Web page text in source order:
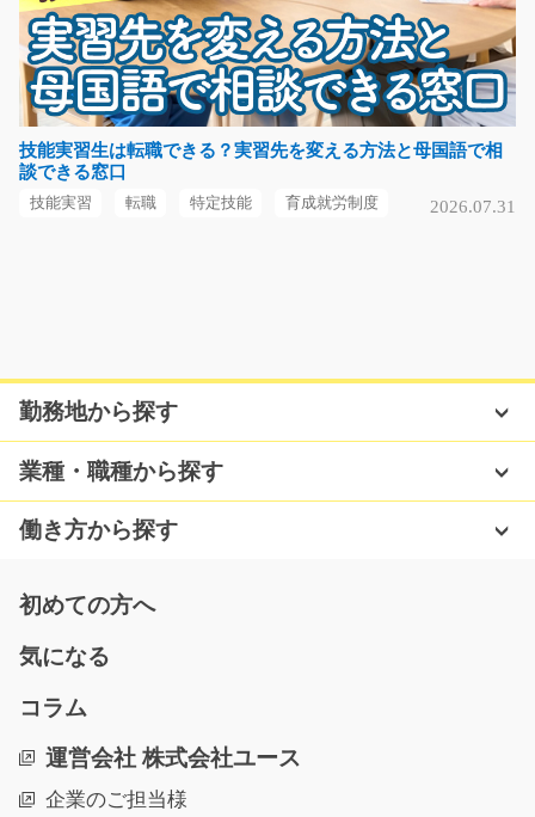
箱詰め/g01_01731
急募
【空調完備】キレイな職場で自動車部品の目視検査です♪
キズがないかチェッ…
長期（3ヶ月以上）
時給1200円～1500円
岐阜県各務原市
いします！！自分の…
長期（3ヶ月以上）
時給1200円
熊本県玉名郡南関町
電子部品の機械オペレーター/y11_01137
電子部品の機械オペレーター作業をお任せします。 ♪シ
ンプル作業の繰り返…
技能実習生は転職できる？実習先を変える方法と母国語で相
談できる窓口
技能実習 転職 特定技能 育成就労制度 2026.07.31
勤務地から探す
業種・職種から探す
働き方から探す
初めての方へ
気になる
コラム
運営会社 株式会社ユース
企業のご担当様